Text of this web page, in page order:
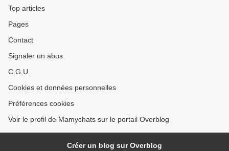
Top articles
Pages
Contact
Signaler un abus
C.G.U.
Cookies et données personnelles
Préférences cookies
Voir le profil de Mamychats sur le portail Overblog
Créer un blog sur Overblog